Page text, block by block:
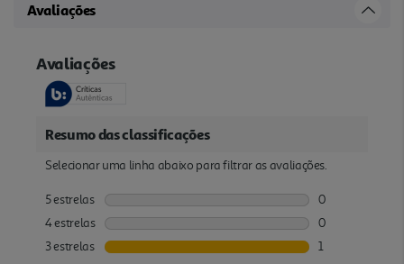
Avaliações